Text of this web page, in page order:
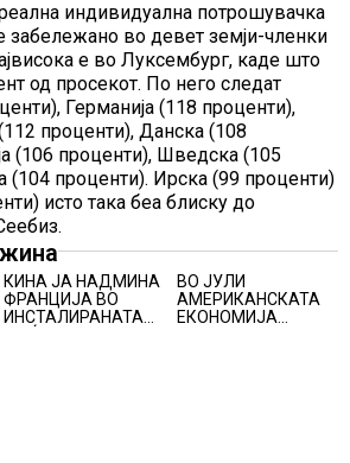
индивидуална потрошувачка
забележано во девет земји-членки
е во Луксембург, каде што
од просекот. По него следат
Германија (118 проценти),
проценти), Данска (108
(106 проценти), Шведска (105
(104 проценти). Ирска (99 проценти)
исто така беа блиску до
КИНА ЈА НАДМИНА
ФРАНЦИЈА ВО
ИНСТАЛИРАНАТА
ВО ЈУЛИ
АМЕРИКАНСКАТА
ЕКОНОМИЈА